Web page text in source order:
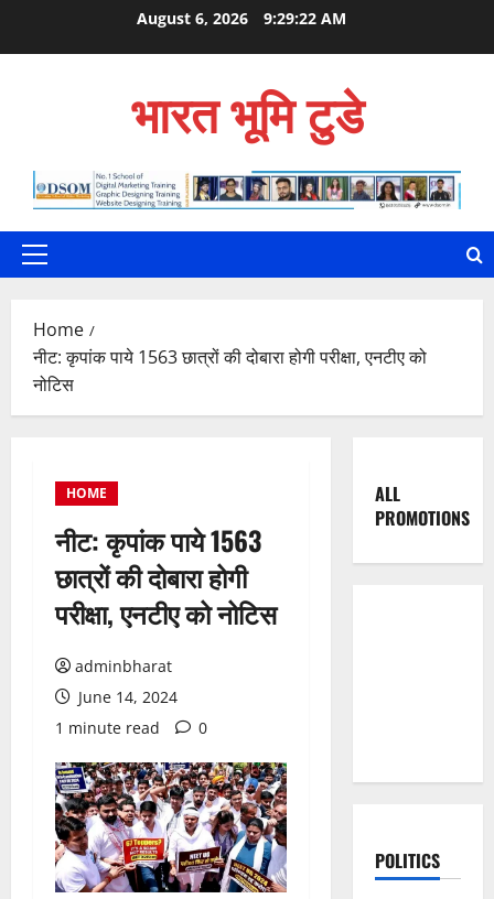
August 6, 2026 9:29:23 AM
भारत भूमि टुडे
Primary
Home
नीट: कृपांक पाये 1563 छात्रों की दोबारा होगी परीक्षा, एनटीए को
नोटिस
HOME
नीट: कृपांक पाये 1563
छात्रों की दोबारा होगी
परीक्षा, एनटीए को नोटिस
adminbharat
June 14, 2024
1 minute read
0
ALL
PROMOTIONS
POLITICS